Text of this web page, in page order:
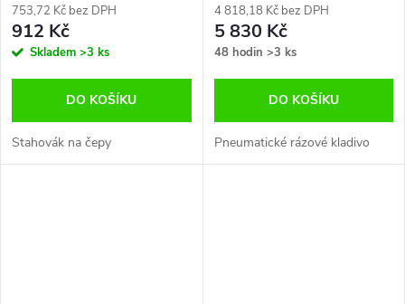
753,72 Kč bez DPH
912 Kč
Skladem >3 ks
DO KOŠÍKU
Stahovák na čepy
4 818,18 Kč bez DPH
5 830 Kč
48 hodin >3 ks
DO KOŠÍKU
Pneumatické rázové kladivo